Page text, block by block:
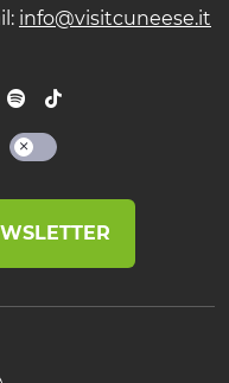
info@visitcuneese.it